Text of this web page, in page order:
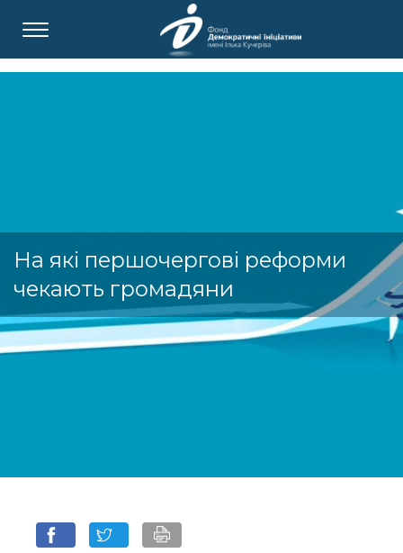
На які першочергові реформи
чекають громадяни